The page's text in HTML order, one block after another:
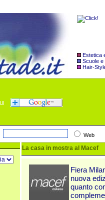
Estetica
Scuole e
Hair-
Web
La casa in mostra al Macef
Fiera
nuova
quanto